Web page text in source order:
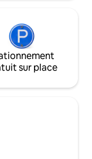
sur place